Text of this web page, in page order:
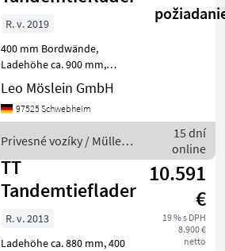
R. v. 2019
400 mm Bordwände,
Ladehöhe ca. 900 mm,
Zurrösen, , -- Druckfehler,
Irrtümer und Änderungen
vorbehalten, Muster-
... More Details: ...
Leo Möslein GmbH
97525 Schwebheim
Privesné vozíky / Müller-
Mitteltal
15 dní
online
TT
Tandemtieflader
10.591
€
19 % s DPH
8.900 €
netto
R. v. 2013
Ladehöhe ca. 880 mm, 400